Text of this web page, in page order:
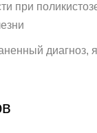
при